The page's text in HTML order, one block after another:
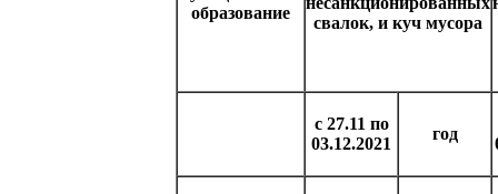
образование
свалок, и куч мусора
с 27.11 по
03.12.2021
год